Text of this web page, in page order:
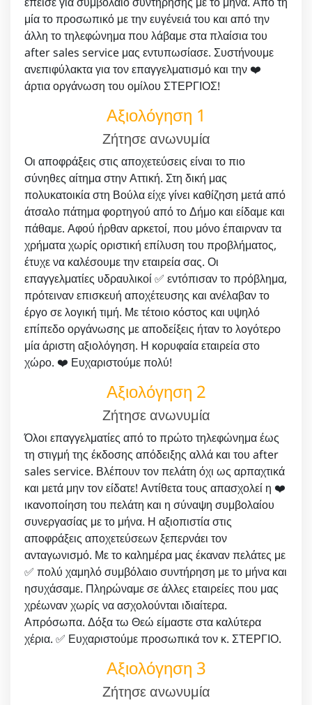
μία το προσωπικό με την ευγένειά του και από την
άλλη το τηλεφώνημα που λάβαμε στα πλαίσια του
after sales service μας εντυπωσίασε. Συστήνουμε
ανεπιφύλακτα για τον επαγγελματισμό και την ❤️
άρτια οργάνωση του ομίλου ΣΤΕΡΓΙΟΣ!
Αξιολόγηση 1
Ζήτησε ανωνυμία
Οι αποφράξεις στις αποχετεύσεις είναι το πιο
σύνηθες αίτημα στην Αττική. Στη δική μας
πολυκατοικία στη Βούλα είχε γίνει καθίζηση μετά από
άτσαλο πάτημα φορτηγού από το Δήμο και είδαμε και
πάθαμε. Αφού ήρθαν αρκετοί, που μόνο έπαιρναν τα
χρήματα χωρίς οριστική επίλυση του προβλήματος,
έτυχε να καλέσουμε την εταιρεία σας. Οι
επαγγελματίες υδραυλικοί ✅ εντόπισαν το πρόβλημα,
πρότειναν επισκευή αποχέτευσης και ανέλαβαν το
έργο σε λογική τιμή. Με τέτοιο κόστος και υψηλό
επίπεδο οργάνωσης με αποδείξεις ήταν το λογότερο
μία άριστη αξιολόγηση. Η κορυφαία εταιρεία στο
χώρο. ❤️ Ευχαριστούμε πολύ!
Αξιολόγηση 2
Ζήτησε ανωνυμία
Όλοι επαγγελματίες από το πρώτο τηλεφώνημα έως
τη στιγμή της έκδοσης απόδειξης αλλά και του after
sales service. Βλέπουν τον πελάτη όχι ως αρπαχτικά
και μετά μην τον είδατε! Αντίθετα τους απασχολεί η ❤️
ικανοποίηση του πελάτη και η σύναψη συμβολαίου
συνεργασίας με το μήνα. Η αξιοπιστία στις
αποφράξεις αποχετεύσεων ξεπερνάει τον
ανταγωνισμό. Με το καλημέρα μας έκαναν πελάτες με
✅ πολύ χαμηλό συμβόλαιο συντήρηση με το μήνα και
ησυχάσαμε. Πληρώναμε σε άλλες εταιρείες που μας
χρέωναν χωρίς να ασχολούνται ιδιαίτερα.
Απρόσωπα. Δόξα τω Θεώ είμαστε στα καλύτερα
χέρια. ✅ Ευχαριστούμε προσωπικά τον κ. ΣΤΕΡΓΙΟ.
Αξιολόγηση 3
Ζήτησε ανωνυμία